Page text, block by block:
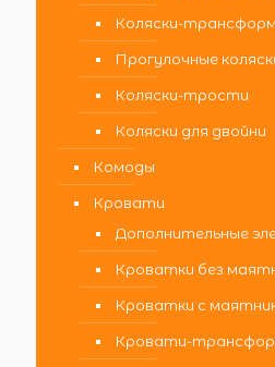
Коляски-
Прогулочные
Коляски-трости
Коляски для двойни
Комоды
Кровати
Дополнительные
Кроватки без
Кроватки с
Кровати-